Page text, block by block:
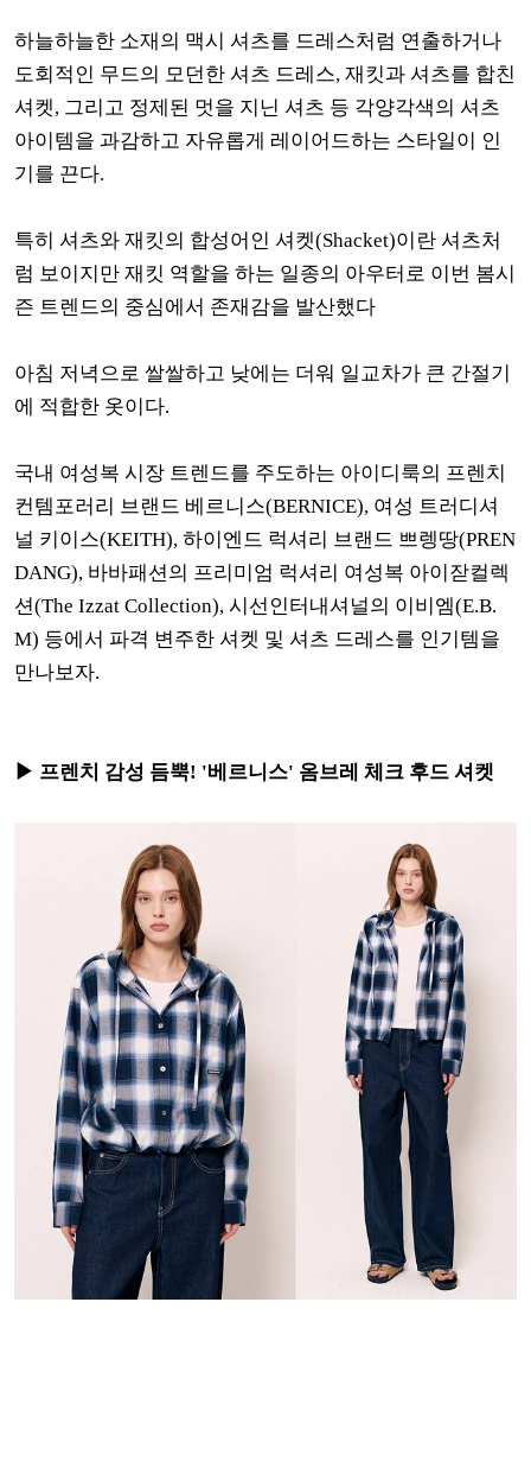
하늘하늘한 소재의 맥시 셔츠를 드레스처럼 연출하거나
도회적인 무드의 모던한 셔츠 드레스, 재킷과 셔츠를 합친
셔켓, 그리고 정제된 멋을 지닌 셔츠 등 각양각색의 셔츠
아이템을 과감하고 자유롭게 레이어드하는 스타일이 인
기를 끈다.
특히 셔츠와 재킷의 합성어인 셔켓(Shacket)이란 셔츠처
럼 보이지만 재킷 역할을 하는 일종의 아우터로 이번 봄시
즌 트렌드의 중심에서 존재감을 발산했다
아침 저녁으로 쌀쌀하고 낮에는 더워 일교차가 큰 간절기
에 적합한 옷이다.
국내 여성복 시장 트렌드를 주도하는 아이디룩의 프렌치
컨템포러리 브랜드 베르니스(BERNICE), 여성 트러디셔
널 키이스(KEITH), 하이엔드 럭셔리 브랜드 쁘렝땅(PREN
DANG), 바바패션의 프리미엄 럭셔리 여성복 아이잗컬렉
션(The Izzat Collection), 시선인터내셔널의 이비엠(E.B.
M) 등에서 파격 변주한 셔켓 및 셔츠 드레스를 인기템을
만나보자.
▶ 프렌치 감성 듬뿍! '베르니스' 옴브레 체크 후드 셔켓